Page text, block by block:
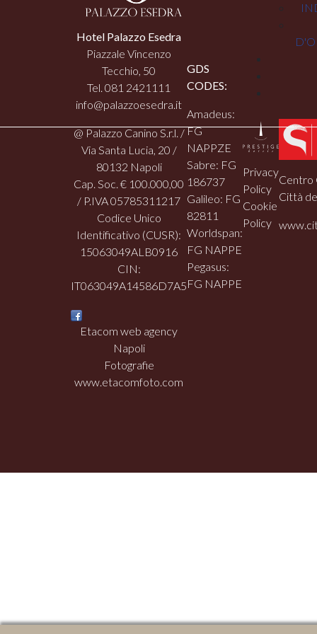
Hotel Palazzo Esedra
Piazzale Vincenzo
Tecchio, 50
Tel. 081 2421111
info@palazzoesedra.it
@ Palazzo Canino S.r.l. /
Via Santa Lucia, 20 /
80132 Napoli
Cap. Soc. € 100.000,00
/ P.IVA 05785311217
Codice Unico
Identificativo (CUSR):
15063049ALB0916
CIN:
IT063049A14586D7A5
Etacom web agency
Napoli
Fotografie
www.etacomfoto.com
GDS
CODES:
Amadeus:
FG
NAPPZE
Sabre: FG
186737
Galileo: FG
82811
Worldspan:
FG NAPPE
Pegasus:
FG NAPPE
Privacy
Policy
Cookie
Policy
Centro
Città